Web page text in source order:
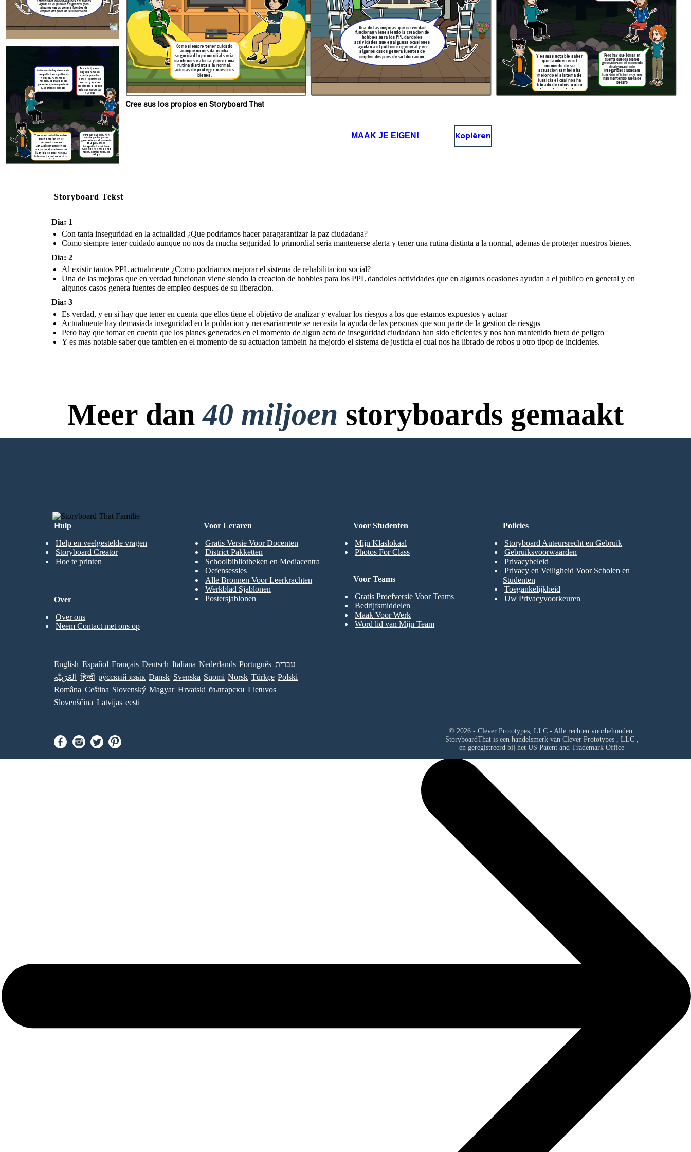
Y es mas notable saber
que tambien en el
actuacion tambein ha
mejordo el sistema de
justicia el cual nos ha
librado de robos u otro
tipop de incidentes.
Pero hay que tomar en
cuenta que los planes
generados en el momento
han sido eficientes y nos
peligro
ayudan a el publico en general y en
algunos casos genera fuentes de
empleo despues de su liberacion.
Es verdad, y en si
hay que tener en
cuenta que ellos
tiene el objetivo de
analizar y evaluar
los riesgos a los que
estamos expuestos
y actuar
Actualmente hay demasiada
inseguridad en la poblacion
y necesariamente se
necesita la ayuda de las
personas que son parte de
la gestion de riesgps
Y es mas notable saber
que tambien en el
momento de su
actuacion tambein ha
mejordo el sistema de
justicia el cual nos ha
librado de robos u otro
tipop de incidentes.
Pero hay que tomar en
cuenta que los planes
generados en el momento
de algun acto de
inseguridad ciudadana
han sido eficientes y nos
han mantenido fuera de
peligro
Cree sus los propios en Storyboard That
Y es mas notable saber
que tambien en el
momento de su
actuacion tambein ha
mejordo el sistema de
justicia el cual nos ha
librado de robos u otro
tipop de incidentes.
Pero hay que tomar en
cuenta que los planes
generados en el momento
de algun acto de
inseguridad ciudadana
han sido eficientes y nos
han mantenido fuera de
peligro
Como siempre tener cuidado
aunque no nos da mucha
seguridad lo primordial seria
mantenerse alerta y tener una
rutina distinta a la normal,
ademas de proteger nuestros
bienes.
Una de las mejoras que en verdad
funcionan viene siendo la creacion de
hobbies para los PPL dandoles
actividades que en algunas ocasiones
ayudan a el publico en general y en
algunos casos genera fuentes de
empleo despues de su liberacion.
MAAK JE EIGEN! Kopiëren
Storyboard Tekst
Dia: 1
Con tanta inseguridad en la actualidad ¿Que podriamos hacer paragarantizar la paz ciudadana?
Como siempre tener cuidado aunque no nos da mucha seguridad lo primordial seria mantenerse alerta y tener una rutina distinta a la normal, ademas de proteger nuestros bienes.
Dia: 2
Al existir tantos PPL actualmente ¿Como podriamos mejorar el sistema de rehabilitacion social?
Una de las mejoras que en verdad funcionan viene siendo la creacion de hobbies para los PPL dandoles actividades que en algunas ocasiones ayudan a el publico en general y en
algunos casos genera fuentes de empleo despues de su liberacion.
Dia: 3
Es verdad, y en si hay que tener en cuenta que ellos tiene el objetivo de analizar y evaluar los riesgos a los que estamos expuestos y actuar
Actualmente hay demasiada inseguridad en la poblacion y necesariamente se necesita la ayuda de las personas que son parte de la gestion de riesgps
Pero hay que tomar en cuenta que los planes generados en el momento de algun acto de inseguridad ciudadana han sido eficientes y nos han mantenido fuera de peligro
Y es mas notable saber que tambien en el momento de su actuacion tambein ha mejordo el sistema de justicia el cual nos ha librado de robos u otro tipop de incidentes.
Meer dan40 miljoen storyboards gemaakt
Geen Downloads, Geen Creditcard en Geen Login Nodig om te Proberen!
Hulp
Help en veelgestelde vragen
Storyboard Creator
Hoe te printen
Voor Studenten
Mijn Klaslokaal
Photos For Class
Voor Leraren
Gratis Versie Voor Docenten
District Pakketten
Schoolbibliotheken en Mediacentra
Oefensessies
Alle Bronnen Voor Leerkrachten
Werkblad Sjablonen
Postersjablonen
Voor Teams
Gratis Proefversie Voor Teams
Bedrijfsmiddelen
Maak Voor Werk
Word lid van Mijn Team
Over
Over ons
Neem Contact met ons op
Policies
Storyboard Auteursrecht en Gebruik
Gebruiksvoorwaarden
Privacybeleid
Privacy en Veiligheid Voor Scholen en
Studenten
Toegankelijkheid
Uw Privacyvoorkeuren
English Español Français Deutsch Italiana Nederlands Português עברית
العَرَبِيَّة
हिन्दी ру́сский язы́к Dansk Svenska Suomi Norsk Türkçe Polski
Româna Ceština Slovenský Magyar Hrvatski български Lietuvos
Slovenščina Latvijas eesti
© 2026 - Clever Prototypes, LLC - Alle rechten voorbehouden.
StoryboardThat is een handelsmerk van Clever Prototypes , LLC,
en geregistreerd bij het US Patent and Trademark Office